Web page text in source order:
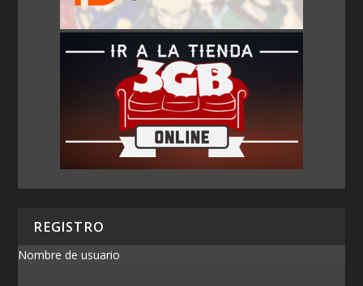
REGISTRO
Nombre de usuario